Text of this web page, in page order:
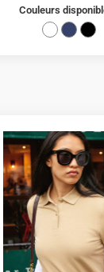
Couleurs